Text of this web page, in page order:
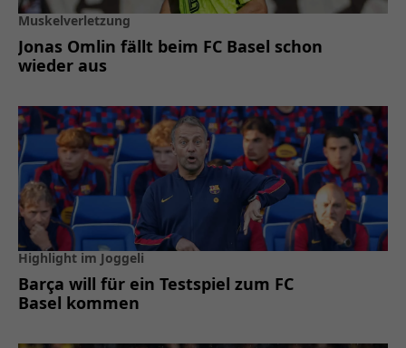
Muskelverletzung
Jonas Omlin fällt beim FC Basel schon
wieder aus
Highlight im Joggeli
Barça will für ein Testspiel zum FC
Basel kommen